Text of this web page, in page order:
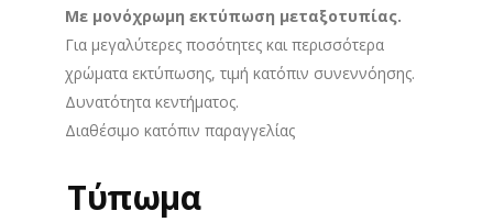
1.95 €.
Με μονόχρωμη εκτύπωση μεταξοτυπίας.
Για μεγαλύτερες ποσότητες και περισσότερα
χρώματα εκτύπωσης, τιμή κατόπιν συνεννόησης.
Δυνατότητα κεντήματος.
Διαθέσιμο κατόπιν παραγγελίας
Τύπωμα